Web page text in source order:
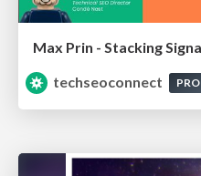
techseoconnect
PRO